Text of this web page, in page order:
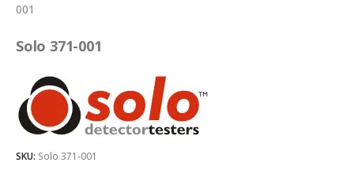
001
Solo 371-001
SKU: Solo 371-001